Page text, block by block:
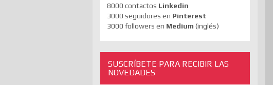
8000 contactos Linkedin
3000 seguidores en Pinterest
3000 followers en Medium (inglés)
SUSCRÍBETE PARA RECIBIR LAS
NOVEDADES